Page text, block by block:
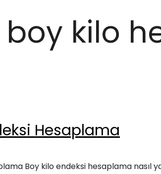
boy kilo
Hesaplama
Boy kilo endeksi hesaplama nasıl